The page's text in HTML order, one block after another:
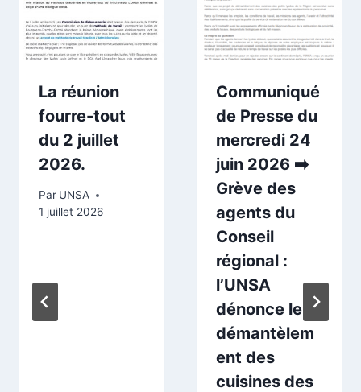
La réunion
fourre-tout
du 2 juillet
2026.
Par UNSA
1 juillet 2026
Communiqué
de Presse du
mercredi 24
juin 2026 ➡️
Grève des
agents du
Conseil
régional :
l’UNSA
dénonce le
démantèlem
ent des
cuisines des